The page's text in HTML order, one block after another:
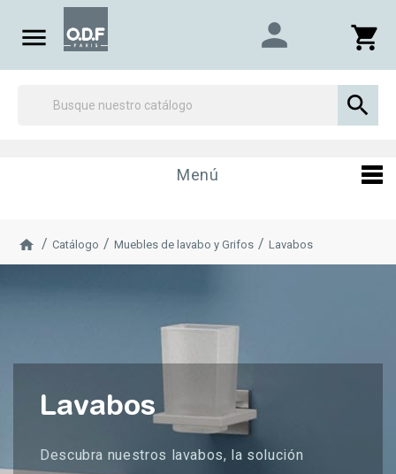
 shopping_cart
person

Menú
Catálogo Muebles de lavabo y Grifos Lavabos
Lavabos
Descubra nuestros lavabos, la solución